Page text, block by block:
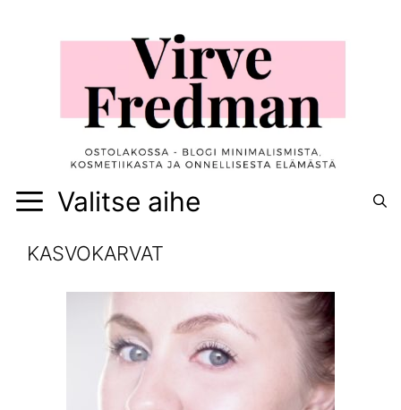
Valitse aihe
KASVOKARVAT